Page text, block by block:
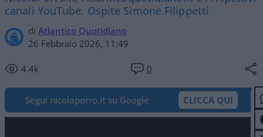
canali YouTube. Ospite Simone Filippetti
di Atlantico Quotidiano
26 Febbraio 2026, 11:49
4.4k 0
Segui nicolaporro.it su Google CLICCA QUI